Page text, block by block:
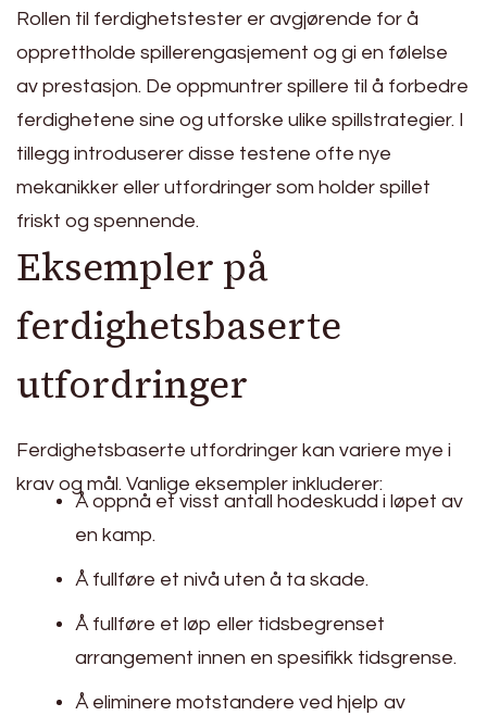
Rollen til ferdighetstester er avgjørende for å
opprettholde spillerengasjement og gi en følelse
av prestasjon. De oppmuntrer spillere til å forbedre
ferdighetene sine og utforske ulike spillstrategier. I
tillegg introduserer disse testene ofte nye
mekanikker eller utfordringer som holder spillet
friskt og spennende.
Eksempler på
ferdighetsbaserte
utfordringer
Ferdighetsbaserte utfordringer kan variere mye i
krav og mål. Vanlige eksempler inkluderer:
Å oppnå et visst antall hodeskudd i løpet av
en kamp.
Å fullføre et nivå uten å ta skade.
Å fullføre et løp eller tidsbegrenset
arrangement innen en spesifikk tidsgrense.
Å eliminere motstandere ved hjelp av